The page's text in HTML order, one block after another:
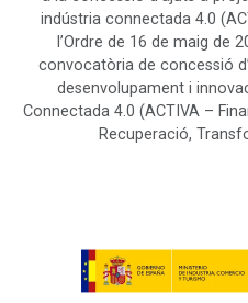
indústria connectada 4.0
l’Ordre de 16 de maig de
convocatòria de concessió
desenvolupament i
Connectada 4.0 (ACTIVA –
Recuperació,